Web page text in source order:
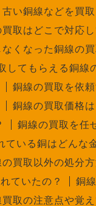
古い銅線などを買
取はどこで対応
なくなった銅線の
してもらえる銅線
銅線の買取を依
銅線の買取価格
銅線の買取を任
いる銅はどんな
の買取以外の処分
ていたの？
銅
買取の注意点や覚